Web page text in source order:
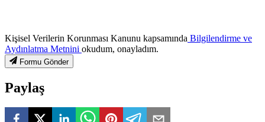
Kişisel Verilerin Korunması Kanunu kapsamında Bilgilendirme ve
Aydınlatma Metnini okudum, onayladım.
Formu Gönder
Paylaş